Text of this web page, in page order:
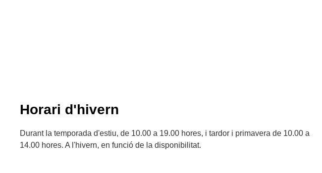
Horari d'hivern
Durant la temporada d'estiu, de 10.00 a 19.00 hores, i tardor i primavera de 10.00 a
14.00 hores. A l'hivern, en funció de la disponibilitat.